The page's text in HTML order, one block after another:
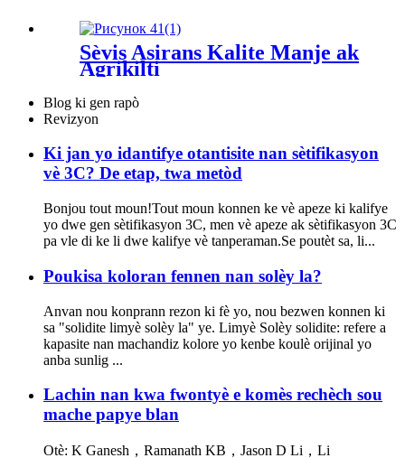
Sèvis Asirans Kalite Manje ak
Agrikilti
Blog ki gen rapò
Revizyon
Ki jan yo idantifye otantisite nan sètifikasyon
vè 3C? De etap, twa metòd
Bonjou tout moun!Tout moun konnen ke vè apeze ki kalifye
yo dwe gen sètifikasyon 3C, men vè apeze ak sètifikasyon 3C
pa vle di ke li dwe kalifye vè tanperaman.Se poutèt sa, li...
Poukisa koloran fennen nan solèy la?
Anvan nou konprann rezon ki fè yo, nou bezwen konnen ki
sa "solidite limyè solèy la" ye. Limyè Solèy solidite: refere a
kapasite nan machandiz kolore yo kenbe koulè orijinal yo
anba sunlig ...
Lachin nan kwa fwontyè e komès rechèch sou
mache papye blan
Otè: K Ganesh，Ramanath KB，Jason D Li，Li